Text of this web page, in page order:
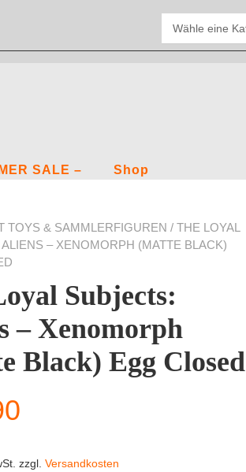
SALE – Shop
TOYS & SAMMLERFIGUREN / THE LOYAL
– XENOMORPH (MATTE BLACK)
Subjects:
– Xenomorph
Black) Egg Closed
zzgl. Versandkosten